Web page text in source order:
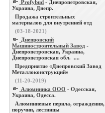
Profybud - Днепропетровская,
Украина, Днепр.
Продажа строительных
материалов для внутренней отд
(03-18-2021)
Днепровский
Машиностроительный Завод -
Днепропетровская, Украина,
Днепропетровская обл. ....
Предприятие «Днепровский Завод
Металлоконструкций»
(11-20-2019)
Алюминика ООО - Одесская,
Украина, Одесса.
Алюминиевые перила, ограждения,
поручни, лестницы